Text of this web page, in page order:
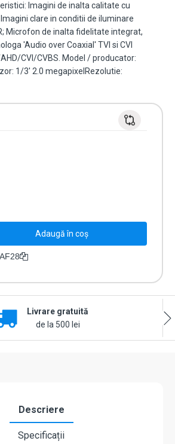
Imagini de inalta calitate cu
clare in conditii de iluminare
Microfon de inalta fidelitate integrat,
'Audio over Coaxial' TVI si CVI
CVI/CVBS. Model / producator:
1/3' 2.0 megapixelRezolutie:
Adaugă în coș
Livrare gratuită
de la 500 lei
Descriere
Specificații